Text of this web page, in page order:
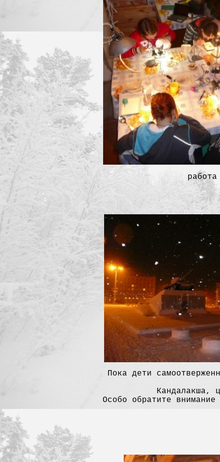
работа
Пока дети
Кандалакша,
Особо обратите